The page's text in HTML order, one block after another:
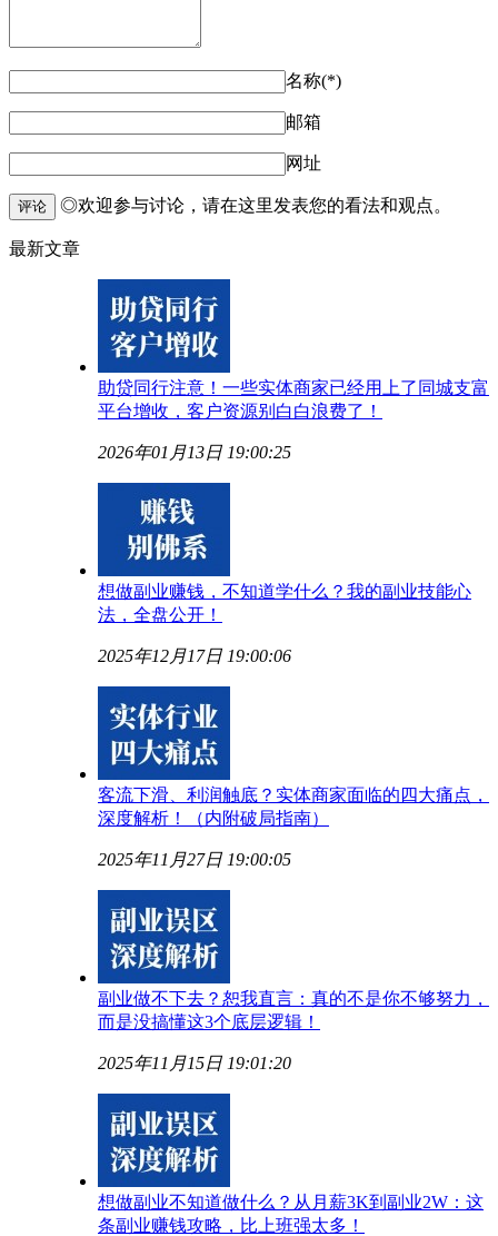
名称(*)
邮箱
网址
评论 ◎欢迎参与讨论，请在这里发表您的看法和观点。
最新文章
助贷同行注意！一些实体商家已经用上了同城支富
平台增收，客户资源别白白浪费了！
2026年01月13日 19:00:25
想做副业赚钱，不知道学什么？我的副业技能心
法，全盘公开！
2025年12月17日 19:00:06
客流下滑、利润触底？实体商家面临的四大痛点，
深度解析！（内附破局指南）
2025年11月27日 19:00:05
副业做不下去？恕我直言：真的不是你不够努力，
而是没搞懂这3个底层逻辑！
2025年11月15日 19:01:20
想做副业不知道做什么？从月薪3K到副业2W：这
条副业赚钱攻略，比上班强太多！